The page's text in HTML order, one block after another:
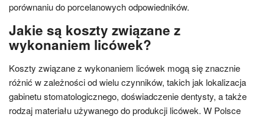
porównaniu do porcelanowych odpowiedników.
Jakie są koszty związane z
wykonaniem licówek?
Koszty związane z wykonaniem licówek mogą się znacznie
różnić w zależności od wielu czynników, takich jak lokalizacja
gabinetu stomatologicznego, doświadczenie dentysty, a także
rodzaj materiału używanego do produkcji licówek. W Polsce